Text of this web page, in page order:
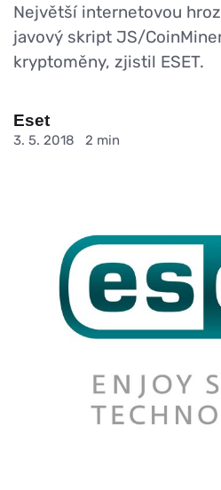
Největší internetovou
javový skript JS/
kryptoměny, zjistil ESET.
Eset
3. 5. 2018 2 min